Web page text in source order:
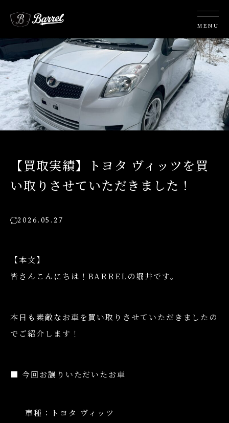
【買取実績】トヨタ ヴィッツを買
い取りさせていただきました！
2026.05.27
【本文】
皆さんこんにちは！BARRELの堀井です。
本日も素敵なお車を買い取りさせていただきましたの
でご紹介します！
■ 今回お譲りいただいたお車
車種：トヨタ ヴィッツ